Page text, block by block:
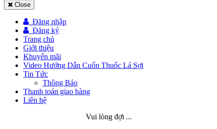
Close
Đăng nhập
Đăng ký
Trang chủ
Giới thiệu
Khuyến mãi
Video Hướng Dẫn Cuốn Thuốc Lá Sợi
Tin Tức
Thông Báo
Thanh toán giao hàng
Liên hệ
Vui lòng đợi ...